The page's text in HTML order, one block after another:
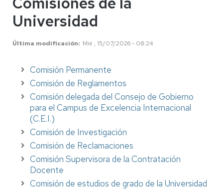
Universidad
Última modificación Mié , 15/07/2026 - 08:24
Comisión Permanente
Comisión de Reglamentos
Comisión delegada del Consejo de Gobierno
para el Campus de Excelencia Internacional
(C.E.I.)
Comisión de Investigación
Comisión de Reclamaciones
Comisión Supervisora de la Contratación
Docente
Comisión de estudios de grado de la Universidad